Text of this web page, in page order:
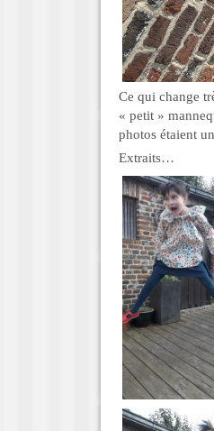
Ce qui change
« petit »
photos étaient
Extraits…